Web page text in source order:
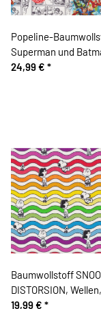
Popeline-
Superman und
Comicfigur
24,99 € *
Baumwollstoff
DISTORSION,
19,99 € *